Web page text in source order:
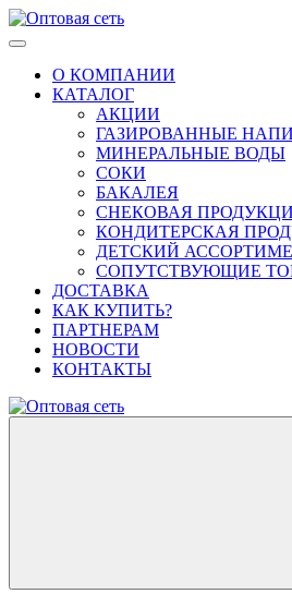
О КОМПАНИИ
КАТАЛОГ
АКЦИИ
ГАЗИРОВАННЫЕ
МИНЕРАЛЬНЫЕ ВОДЫ
СОКИ
БАКАЛЕЯ
СНЕКОВАЯ
КОНДИТЕРСКАЯ
ДЕТСКИЙ
СОПУТСТВУЮЩИЕ
ДОСТАВКА
КАК КУПИТЬ?
ПАРТНЕРАМ
НОВОСТИ
КОНТАКТЫ